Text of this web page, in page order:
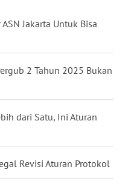
Jakarta Untuk Bisa
2 Tahun 2025 Bukan
dari Satu, Ini Aturan
Revisi Aturan Protokol